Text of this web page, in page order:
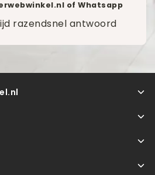
of Whatsapp
razendsnel antwoord